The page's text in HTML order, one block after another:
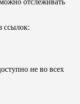
отслеживать
ссылок:
не во всех